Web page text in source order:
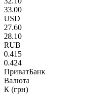
33.00
USD
27.60
28.10
RUB
0.415
0.424
ПриватБанк
Валюта
К (грн)